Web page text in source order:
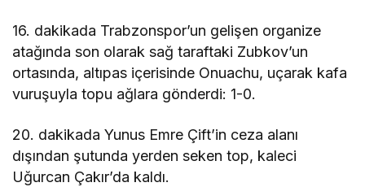
16. dakikada Trabzonspor’un gelişen organize
atağında son olarak sağ taraftaki Zubkov’un
ortasında, altıpas içerisinde Onuachu, uçarak kafa
vuruşuyla topu ağlara gönderdi: 1-0.
20. dakikada Yunus Emre Çift’in ceza alanı
dışından şutunda yerden seken top, kaleci
Uğurcan Çakır’da kaldı.